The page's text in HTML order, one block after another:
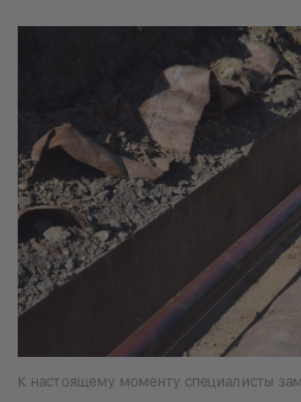
К настоящему моменту специалисты